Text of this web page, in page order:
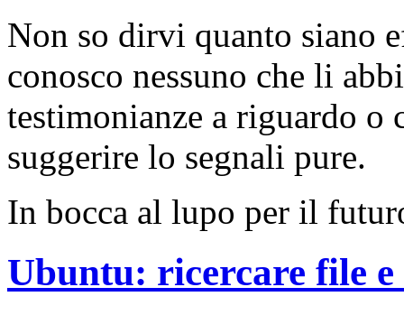
Non so dirvi quanto siano
conosco nessuno che li
testimonianze a riguardo o
suggerire lo segnali pure.
In bocca al lupo per il
Ubuntu: ricercare file